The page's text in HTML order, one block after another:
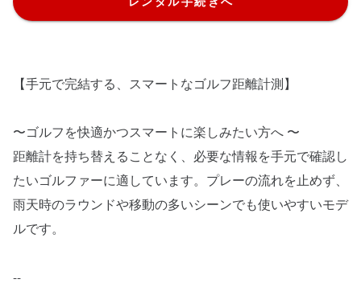
【手元で完結する、スマートなゴルフ距離計測】
〜ゴルフを快適かつスマートに楽しみたい方へ 〜
距離計を持ち替えることなく、必要な情報を手元で確認し
たいゴルファーに適しています。プレーの流れを止めず、
雨天時のラウンドや移動の多いシーンでも使いやすいモデ
ルです。
--